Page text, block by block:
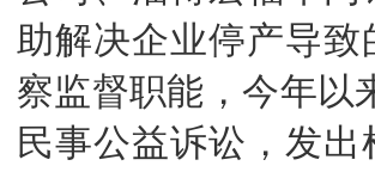
助解决企业停产导
察监督职能，今年以
民事公益诉讼，发